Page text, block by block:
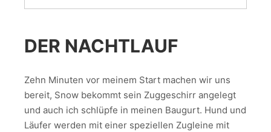
DER NACHTLAUF
Zehn Minuten vor meinem Start machen wir uns
bereit, Snow bekommt sein Zuggeschirr angelegt
und auch ich schlüpfe in meinen Baugurt. Hund und
Läufer werden mit einer speziellen Zugleine mit